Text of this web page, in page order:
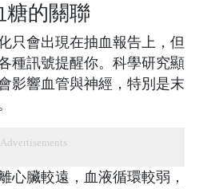
糖的關聯
只會出現在抽血報告上，但
種訊號提醒你。科學研究顯
影響血管與神經，特別是末
Advertisements
心臟較遠，血液循環較弱，